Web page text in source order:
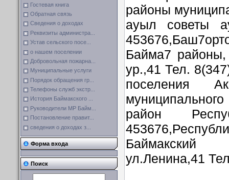
Гостевая книга
Обратная связь
Сведения о доходах
Реквизиты администра...
Устав сельского посе...
о нашем поселении
Добровольная пожарна...
Муниципальные услуги
Порядок обращения гр...
Телефоны служб экстр...
История Баймакского ...
Руководители МР Байм...
Постановление правит...
сведения о доходах з...
Форма входа
Поиск
районы
ауыл советы
Байма7
ур.,41 Тел.
поселения
район
ул.Ленина,41